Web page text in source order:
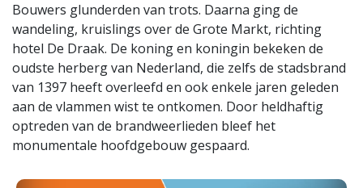
Bouwers glunderden van trots. Daarna ging de
wandeling, kruislings over de Grote Markt, richting
hotel De Draak. De koning en koningin bekeken de
oudste herberg van Nederland, die zelfs de stadsbrand
van 1397 heeft overleefd en ook enkele jaren geleden
aan de vlammen wist te ontkomen. Door heldhaftig
optreden van de brandweerlieden bleef het
monumentale hoofdgebouw gespaard.